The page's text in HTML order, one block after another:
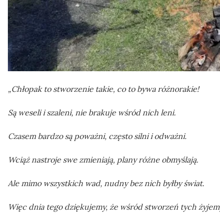
„Chłopak to stworzenie takie, co to bywa różnorakie!
Są weseli i szaleni, nie brakuje wśród nich leni.
Czasem bardzo są poważni, często silni i odważni.
Wciąż nastroje swe zmieniają, plany różne obmyślają.
Ale mimo wszystkich wad, nudny bez nich byłby świat.
Więc dnia tego dziękujemy, że wśród stworzeń tych